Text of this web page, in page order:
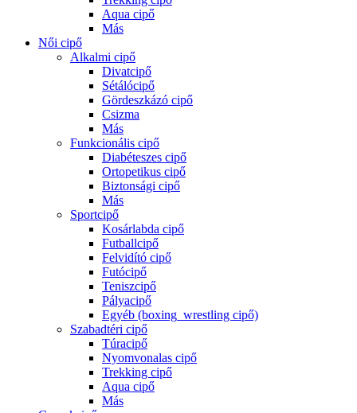
Aqua cipő
Más
Női cipő
Alkalmi cipő
Divatcipő
Sétálócipő
Gördeszkázó cipő
Csizma
Más
Funkcionális cipő
Diabéteszes cipő
Ortopetikus cipő
Biztonsági cipő
Más
Sportcipő
Kosárlabda cipő
Futballcipő
Felvidító cipő
Futócipő
Teniszcipő
Pályacipő
Egyéb (boxing_wrestling cipő)
Szabadtéri cipő
Túracipő
Nyomvonalas cipő
Trekking cipő
Aqua cipő
Más